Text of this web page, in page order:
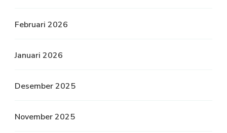
Februari 2026
Januari 2026
Desember 2025
November 2025